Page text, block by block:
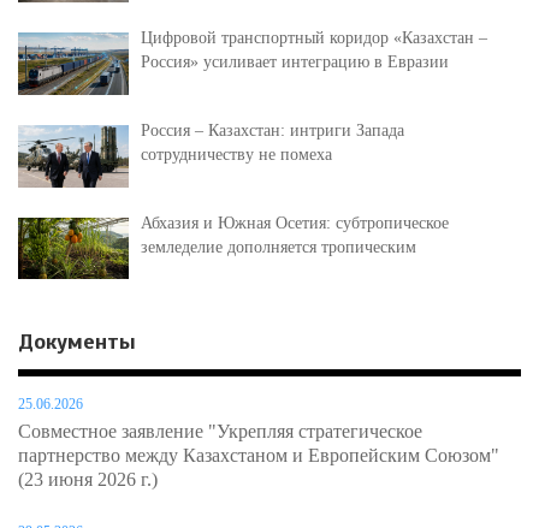
Цифровой транспортный коридор «Казахстан –
Россия» усиливает интеграцию в Евразии
Россия – Казахстан: интриги Запада
сотрудничеству не помеха
Абхазия и Южная Осетия: субтропическое
земледелие дополняется тропическим
Документы
25.06.2026
Совместное заявление "Укрепляя стратегическое
партнерство между Казахстаном и Европейским Союзом"
(23 июня 2026 г.)